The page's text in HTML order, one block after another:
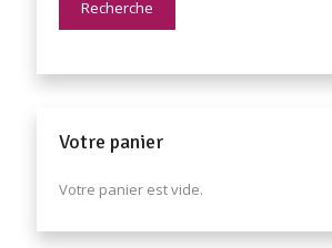
Recherche
Votre panier
Votre panier est vide.